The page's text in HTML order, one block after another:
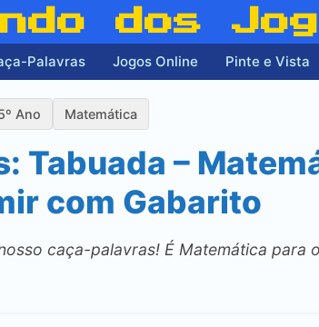
dos
Palavras Jogos Online Pinte e Vista
Ano Matemática
Tabuada –
com Gabarito
caça-palavras! É Matemática para